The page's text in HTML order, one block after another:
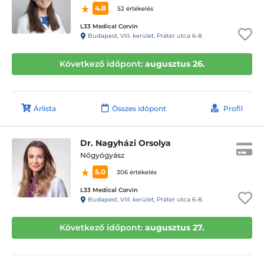
4.8
52 értékelés
L33 Medical Corvin
Budapest, VIII. kerület, Práter utca 6-8.
Következő időpont: augusztus 26.
Árlista Összes időpont Profil
Dr. Nagyházi Orsolya
Nőgyógyász
5.0
306 értékelés
L33 Medical Corvin
Budapest, VIII. kerület, Práter utca 6-8.
Következő időpont: augusztus 27.